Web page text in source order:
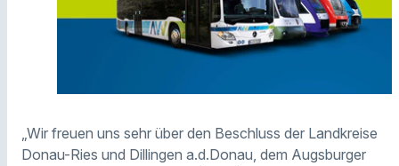
„Wir freuen uns sehr über den Beschluss der Landkreise
Donau-Ries und Dillingen a.d.Donau, dem Augsburger